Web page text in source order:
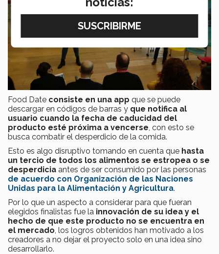
Food Date consiste en una app que se puede
descargar en códigos de barras y que notifica al
usuario cuando la fecha de caducidad del
producto esté próxima a vencerse , con esto se
busca combatir el desperdicio de la comida.
Esto es algo disruptivo tomando en cuenta que hasta
un tercio de todos los alimentos se estropea o se
desperdicia antes de ser consumido por las personas
de acuerdo con Organización de las Naciones
Unidas para la Alimentación y Agricultura.
Por lo que un aspecto a considerar para que fueran
elegidos finalistas fue la innovación de su idea y el
hecho de que este producto no se encuentra en
el mercado , los logros obtenidos han motivado a los
creadores a no dejar el proyecto solo en una idea sino
desarrollarlo.